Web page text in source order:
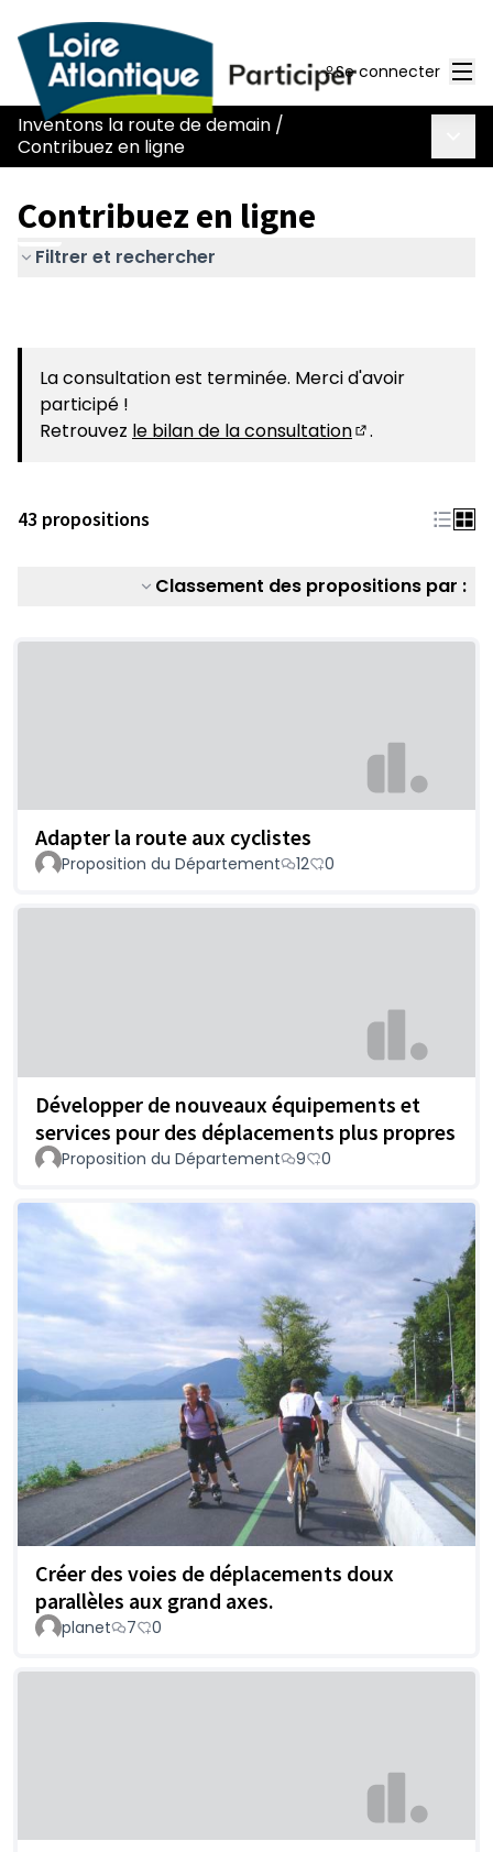
Se connecter
Inventons la route de demain /
Contribuez en ligne
Contribuez en ligne
Filtrer et rechercher
La consultation est terminée. Merci d'avoir
participé !
Retrouvez le bilan de la consultation .
43 propositions
Classement des propositions par :
Adapter la route aux cyclistes
Proposition du Département 12 0
Développer de nouveaux équipements et
services pour des déplacements plus propres
Proposition du Département 9 0
Créer des voies de déplacements doux
parallèles aux grand axes.
planet 7 0